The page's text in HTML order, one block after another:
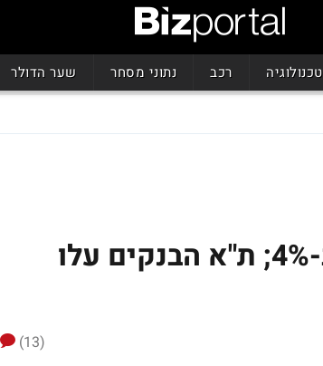
טכנולוגיה רכב נתוני מסחר שער הדולר
אלוט ירדה ב-10%, פוקס עלתה ב-4%; ת"א הבנקים עלו
(13)